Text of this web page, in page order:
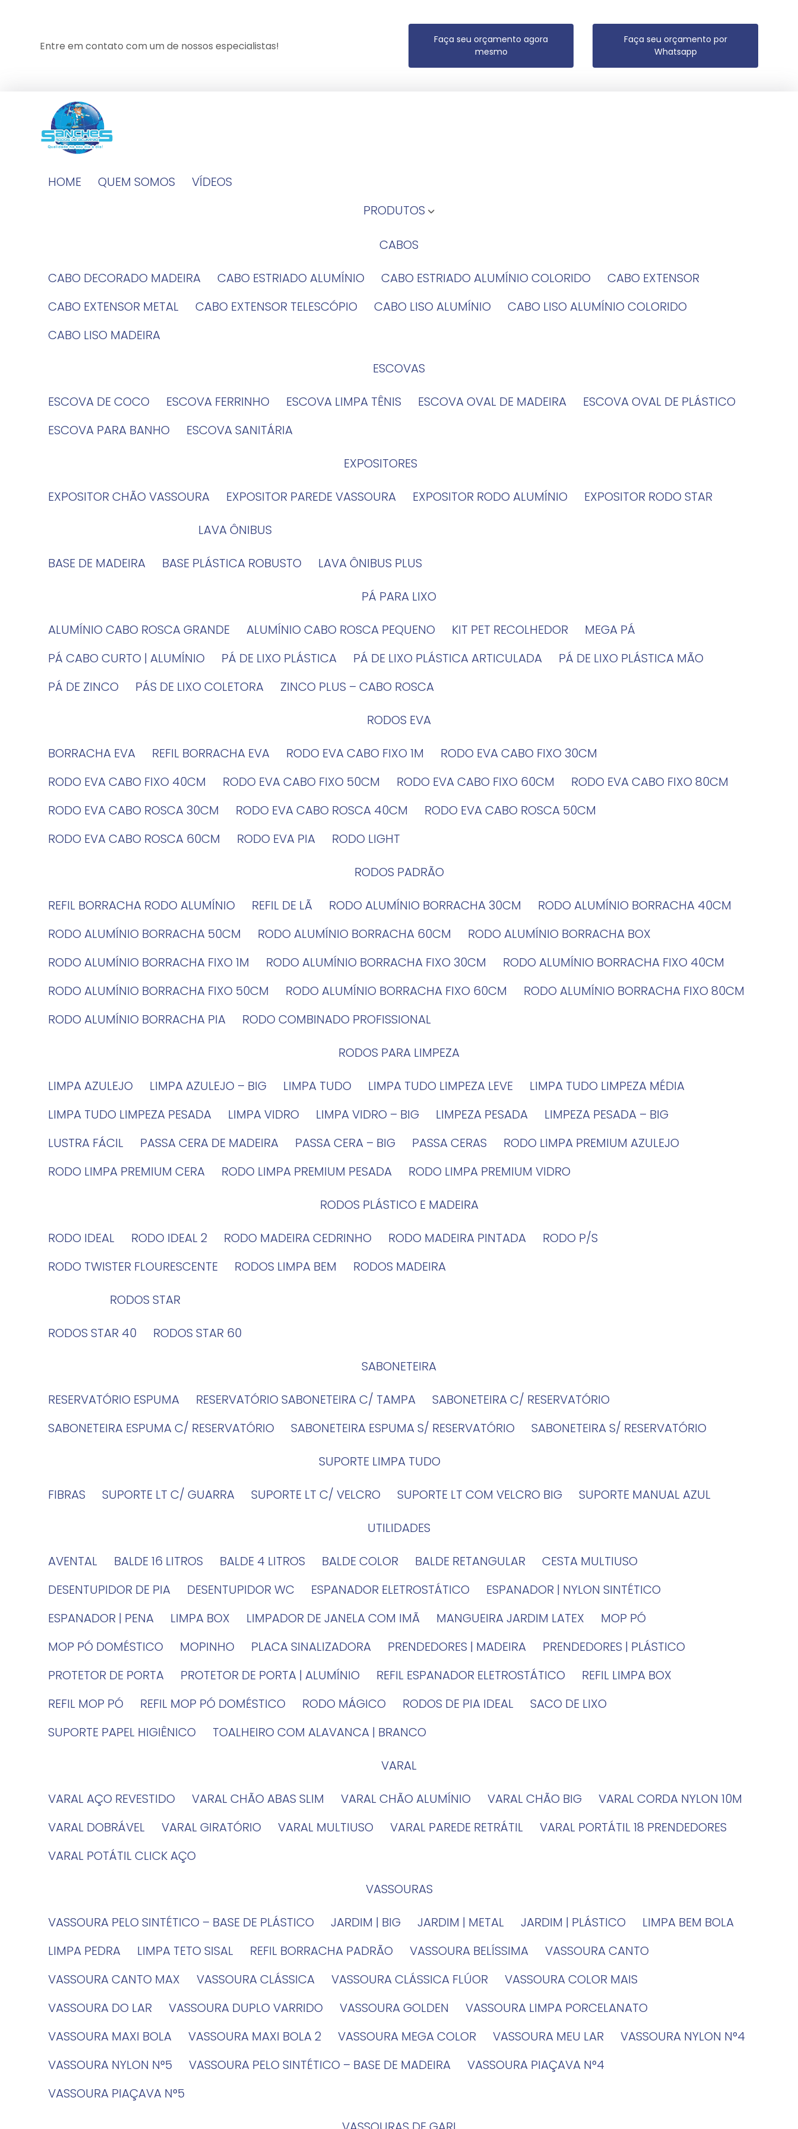
Entre em contato com um de nossos especialistas!
Faça seu orçamento agora
mesmo
Faça seu orçamento por
Whatsapp
HOME QUEM SOMOS
VÍDEOS
PRODUTOS
CABOS
CABO DECORADO MADEIRA
CABO ESTRIADO ALUMÍNIO CABO ESTRIADO ALUMÍNIO COLORIDO
CABO EXTENSOR
CABO EXTENSOR METAL
CABO EXTENSOR TELESCÓPIO CABO LISO ALUMÍNIO
CABO LISO ALUMÍNIO COLORIDO
CABO LISO MADEIRA
ESCOVAS
ESCOVA DE COCO
ESCOVA FERRINHO ESCOVA LIMPA TÊNIS ESCOVA OVAL DE MADEIRA
ESCOVA OVAL DE PLÁSTICO
ESCOVA PARA BANHO
ESCOVA SANITÁRIA
EXPOSITORES
EXPOSITOR CHÃO VASSOURA
EXPOSITOR PAREDE VASSOURA EXPOSITOR RODO ALUMÍNIO
EXPOSITOR RODO STAR
LAVA ÔNIBUS
BASE DE MADEIRA
BASE PLÁSTICA ROBUSTO
LAVA ÔNIBUS PLUS
PÁ PARA LIXO
ALUMÍNIO CABO ROSCA GRANDE
ALUMÍNIO CABO ROSCA PEQUENO KIT PET RECOLHEDOR
MEGA PÁ
PÁ CABO CURTO | ALUMÍNIO
PÁ DE LIXO PLÁSTICA PÁ DE LIXO PLÁSTICA ARTICULADA
PÁ DE LIXO PLÁSTICA MÃO
PÁ DE ZINCO
PÁS DE LIXO COLETORA
ZINCO PLUS – CABO ROSCA
RODOS EVA
BORRACHA EVA
REFIL BORRACHA EVA RODO EVA CABO FIXO 1M
RODO EVA CABO FIXO 30CM
RODO EVA CABO FIXO 40CM
RODO EVA CABO FIXO 50CM RODO EVA CABO FIXO 60CM
RODO EVA CABO FIXO 80CM
RODO EVA CABO ROSCA 30CM
RODO EVA CABO ROSCA 40CM
RODO EVA CABO ROSCA 50CM
RODO EVA CABO ROSCA 60CM
RODO EVA PIA
RODO LIGHT
RODOS PADRÃO
REFIL BORRACHA RODO ALUMÍNIO
REFIL DE LÃ RODO ALUMÍNIO BORRACHA 30CM
RODO ALUMÍNIO BORRACHA 40CM
RODO ALUMÍNIO BORRACHA 50CM
RODO ALUMÍNIO BORRACHA 60CM
RODO ALUMÍNIO BORRACHA BOX
RODO ALUMÍNIO BORRACHA FIXO 1M
RODO ALUMÍNIO BORRACHA FIXO 30CM
RODO ALUMÍNIO BORRACHA FIXO 40CM
RODO ALUMÍNIO BORRACHA FIXO 50CM
RODO ALUMÍNIO BORRACHA FIXO 60CM
RODO ALUMÍNIO BORRACHA FIXO 80CM
RODO ALUMÍNIO BORRACHA PIA
RODO COMBINADO PROFISSIONAL
RODOS PARA LIMPEZA
LIMPA AZULEJO
LIMPA AZULEJO – BIG LIMPA TUDO LIMPA TUDO LIMPEZA LEVE
LIMPA TUDO LIMPEZA MÉDIA
LIMPA TUDO LIMPEZA PESADA
LIMPA VIDRO LIMPA VIDRO – BIG LIMPEZA PESADA
LIMPEZA PESADA – BIG
LUSTRA FÁCIL
PASSA CERA DE MADEIRA PASSA CERA – BIG PASSA CERAS
RODO LIMPA PREMIUM AZULEJO
RODO LIMPA PREMIUM CERA
RODO LIMPA PREMIUM PESADA
RODO LIMPA PREMIUM VIDRO
RODOS PLÁSTICO E MADEIRA
RODO IDEAL
RODO IDEAL 2 RODO MADEIRA CEDRINHO RODO MADEIRA PINTADA
RODO P/S
RODO TWISTER FLOURESCENTE
RODOS LIMPA BEM
RODOS MADEIRA
RODOS STAR
RODOS STAR 40
RODOS STAR 60
SABONETEIRA
RESERVATÓRIO ESPUMA
RESERVATÓRIO SABONETEIRA C/ TAMPA
SABONETEIRA C/ RESERVATÓRIO
SABONETEIRA ESPUMA C/ RESERVATÓRIO
SABONETEIRA ESPUMA S/ RESERVATÓRIO
SABONETEIRA S/ RESERVATÓRIO
SUPORTE LIMPA TUDO
FIBRAS
SUPORTE LT C/ GUARRA SUPORTE LT C/ VELCRO SUPORTE LT COM VELCRO BIG
SUPORTE MANUAL AZUL
UTILIDADES
AVENTAL
BALDE 16 LITROS BALDE 4 LITROS BALDE COLOR BALDE RETANGULAR
CESTA MULTIUSO
DESENTUPIDOR DE PIA
DESENTUPIDOR WC ESPANADOR ELETROSTÁTICO
ESPANADOR | NYLON SINTÉTICO
ESPANADOR | PENA
LIMPA BOX LIMPADOR DE JANELA COM IMÃ MANGUEIRA JARDIM LATEX
MOP PÓ
MOP PÓ DOMÉSTICO
MOPINHO PLACA SINALIZADORA PRENDEDORES | MADEIRA
PRENDEDORES | PLÁSTICO
PROTETOR DE PORTA
PROTETOR DE PORTA | ALUMÍNIO REFIL ESPANADOR ELETROSTÁTICO
REFIL LIMPA BOX
REFIL MOP PÓ
REFIL MOP PÓ DOMÉSTICO RODO MÁGICO RODOS DE PIA IDEAL
SACO DE LIXO
SUPORTE PAPEL HIGIÊNICO
TOALHEIRO COM ALAVANCA | BRANCO
VARAL
VARAL AÇO REVESTIDO
VARAL CHÃO ABAS SLIM VARAL CHÃO ALUMÍNIO VARAL CHÃO BIG
VARAL CORDA NYLON 10M
VARAL DOBRÁVEL
VARAL GIRATÓRIO VARAL MULTIUSO VARAL PAREDE RETRÁTIL
VARAL PORTÁTIL 18 PRENDEDORES
VARAL POTÁTIL CLICK AÇO
VASSOURAS
VASSOURA PELO SINTÉTICO – BASE DE PLÁSTICO
JARDIM | BIG JARDIM | METAL JARDIM | PLÁSTICO
LIMPA BEM BOLA
LIMPA PEDRA
LIMPA TETO SISAL REFIL BORRACHA PADRÃO VASSOURA BELÍSSIMA
VASSOURA CANTO
VASSOURA CANTO MAX
VASSOURA CLÁSSICA VASSOURA CLÁSSICA FLÚOR
VASSOURA COLOR MAIS
VASSOURA DO LAR
VASSOURA DUPLO VARRIDO VASSOURA GOLDEN
VASSOURA LIMPA PORCELANATO
VASSOURA MAXI BOLA
VASSOURA MAXI BOLA 2 VASSOURA MEGA COLOR VASSOURA MEU LAR
VASSOURA NYLON N°4
VASSOURA NYLON N°5
VASSOURA PELO SINTÉTICO – BASE DE MADEIRA
VASSOURA PIAÇAVA N°4
VASSOURA PIAÇAVA N°5